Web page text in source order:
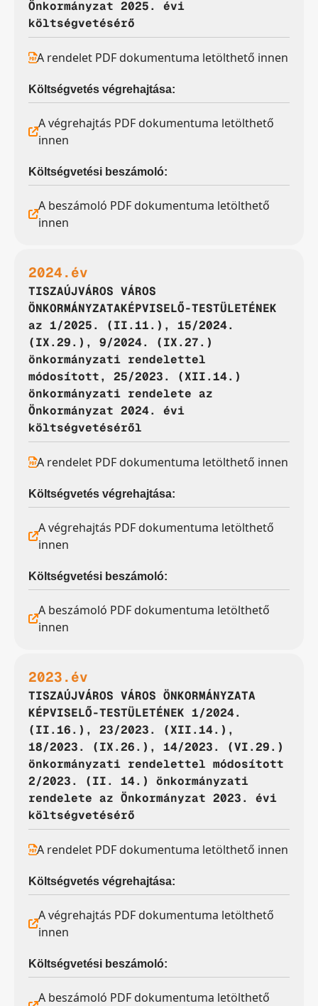
Önkormányzat 2025. évi
költségvetésérő
A rendelet PDF dokumentuma letölthető innen
Költségvetés végrehajtása:
A végrehajtás PDF dokumentuma letölthető
innen
Költségvetési beszámoló:
A beszámoló PDF dokumentuma letölthető
innen
2024.év
TISZAÚJVÁROS VÁROS
ÖNKORMÁNYZATAKÉPVISELŐ-TESTÜLETÉNEK
az 1/2025. (II.11.), 15/2024.
(IX.29.), 9/2024. (IX.27.)
önkormányzati rendelettel
módosított, 25/2023. (XII.14.)
önkormányzati rendelete az
Önkormányzat 2024. évi
költségvetéséről
A rendelet PDF dokumentuma letölthető innen
Költségvetés végrehajtása:
A végrehajtás PDF dokumentuma letölthető
innen
Költségvetési beszámoló:
A beszámoló PDF dokumentuma letölthető
innen
2023.év
TISZAÚJVÁROS VÁROS ÖNKORMÁNYZATA
KÉPVISELŐ-TESTÜLETÉNEK 1/2024.
(II.16.), 23/2023. (XII.14.),
18/2023. (IX.26.), 14/2023. (VI.29.)
önkormányzati rendelettel módosított
2/2023. (II. 14.) önkormányzati
rendelete az Önkormányzat 2023. évi
költségvetésérő
A rendelet PDF dokumentuma letölthető innen
Költségvetés végrehajtása:
A végrehajtás PDF dokumentuma letölthető
innen
Költségvetési beszámoló:
A beszámoló PDF dokumentuma letölthető